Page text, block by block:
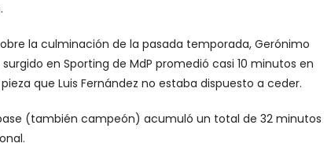
la culminación de la pasada temporada, Gerónimo
en Sporting de MdP promedió casi 10 minutos en
que Luis Fernández no estaba dispuesto a ceder.
(también campeón) acumuló un total de 32 minutos